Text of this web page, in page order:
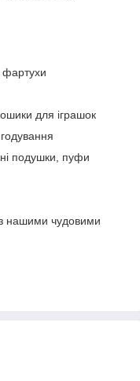
фартухи
для іграшок
подушки, пуфи
нашими чудовими